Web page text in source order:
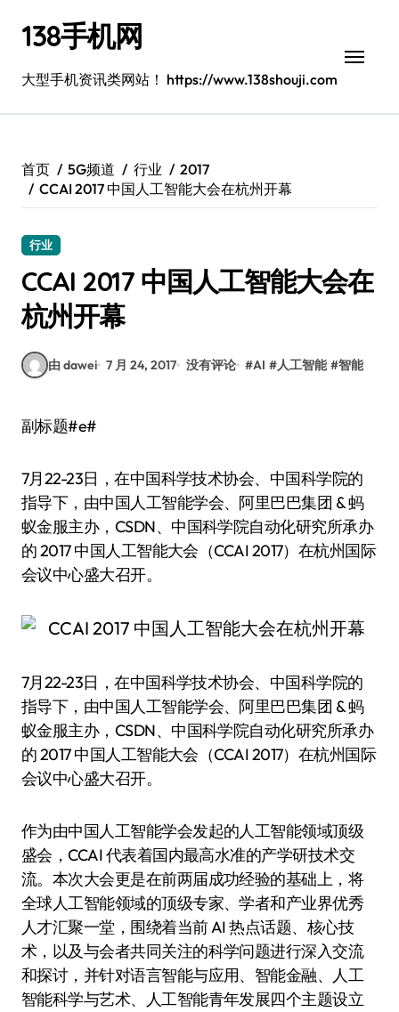
138手机网
大型手机资讯类网站！ https://www.138shouji.com
首页 5G频道 行业
2017
CCAI 2017 中国人工智能大会在杭州开幕
行业
CCAI 2017 中国人工智能大会在
杭州开幕
由 dawei 7 月 24, 2017 没有评论 #AI #人工智能 #智能
副标题#e#
7月22-23日，在中国科学技术协会、中国科学院的
指导下，由中国人工智能学会、阿里巴巴集团 & 蚂
蚁金服主办，CSDN、中国科学院自动化研究所承办
的 2017 中国人工智能大会（CCAI 2017）在杭州国际
会议中心盛大召开。
7月22-23日，在中国科学技术协会、中国科学院的
指导下，由中国人工智能学会、阿里巴巴集团 & 蚂
蚁金服主办，CSDN、中国科学院自动化研究所承办
的 2017 中国人工智能大会（CCAI 2017）在杭州国际
会议中心盛大召开。
作为由中国人工智能学会发起的人工智能领域顶级
盛会，CCAI 代表着国内最高水准的产学研技术交
流。本次大会更是在前两届成功经验的基础上，将
全球人工智能领域的顶级专家、学者和产业界优秀
人才汇聚一堂，围绕着当前 AI 热点话题、核心技
术，以及与会者共同关注的科学问题进行深入交流
和探讨，并针对语言智能与应用、智能金融、人工
智能科学与艺术、人工智能青年发展四个主题设立